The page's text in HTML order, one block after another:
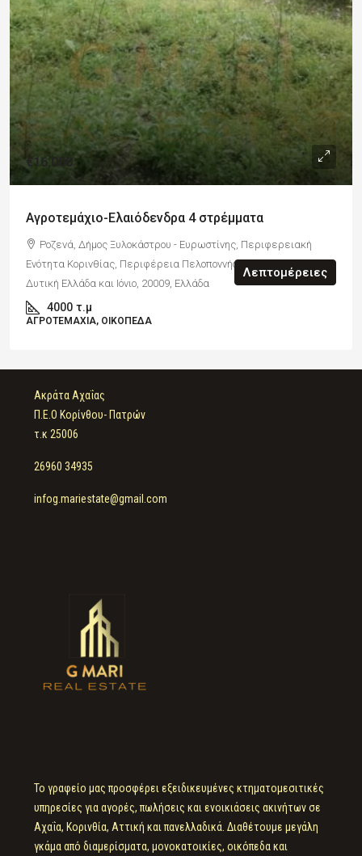
€16,000
Αγροτεμάχιο-Ελαιόδενδρα 4 στρέμματα
Ροζενά, Δήμος Ξυλοκάστρου - Ευρωστίνης, Περιφερειακή
Ενότητα Κορινθίας, Περιφέρεια Πελοποννήσου, Πελοπόννησος,
Δυτική Ελλάδα και Ιόνιο, 20009, Ελλάδα
4000 τ.μ
ΑΓΡΟΤΕΜΆΧΙΑ, ΟΙΚΌΠΕΔΑ
Λεπτομέρειες
Ακράτα Αχαΐας
Π.Ε.Ο Κορίνθου- Πατρών
τ.κ 25006
26960 34935
infog.mariestate@gmail.com
Το γραφείο μας προσφέρει εξειδικευμένες κτηματομεσιτικές
υπηρεσίες για αγορές, πωλήσεις και ενοικιάσεις ακινήτων σε
Αχαΐα, Κορινθία, Αττική και πανελλαδικά. Διαθέτουμε μεγάλη
γκάμα από διαμερίσματα, μονοκατοικίες, οικόπεδα και